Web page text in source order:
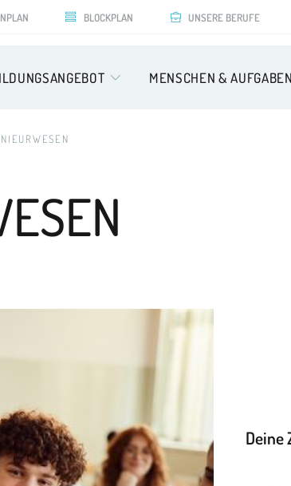
BLOCKPLAN UNSERE BERUFE
MENSCHEN & AUFGABEN
Deine